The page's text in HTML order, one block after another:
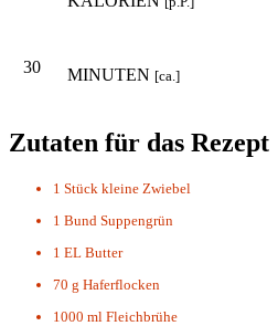
30 MINUTEN [ca.]
Zutaten für das Rezept
1 Stück kleine Zwiebel
1 Bund Suppengrün
1 EL Butter
70 g Haferflocken
1000 ml Fleichbrühe